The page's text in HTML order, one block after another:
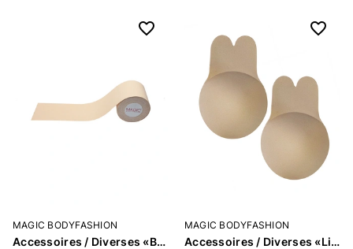
MAGIC BODYFASHION
Accessoires / Diverses «Boob Tape»
MAGIC BODYFASHION
Accessoires / Diverses «Lift Covers»